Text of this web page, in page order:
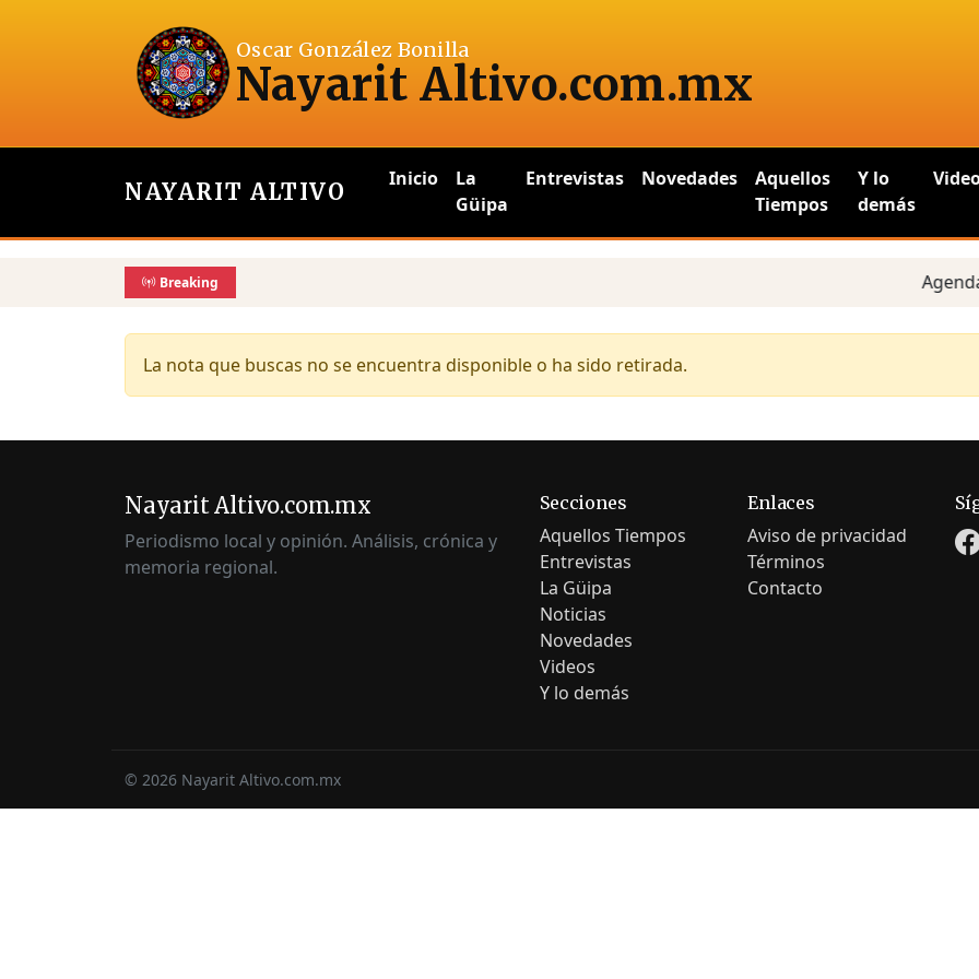
Oscar González Bonilla
Nayarit Altivo.com.mx
NAYARIT ALTIVO Inicio
La
Güipa
Entrevistas Novedades
Aquellos
Tiempos
Y lo
demás
Breaking
La nota que buscas no se encuentra disponible o ha sido retirada.
Nayarit Altivo.com.mx
Periodismo local y opinión. Análisis, crónica y
memoria regional.
Secciones
Aquellos Tiempos
Entrevistas
La Güipa
Noticias
Novedades
Videos
Y lo demás
Enlaces
Aviso de privacidad
Términos
Contacto
© 2026 Nayarit Altivo.com.mx